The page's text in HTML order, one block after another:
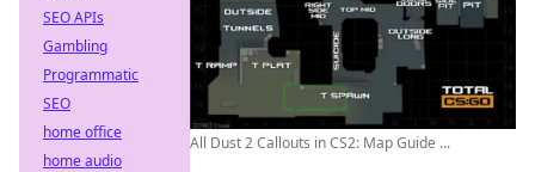
All Dust 2 Callouts in CS2: Map Guide ...
SEO APIs
Gambling
Programmatic
SEO
home office
home audio